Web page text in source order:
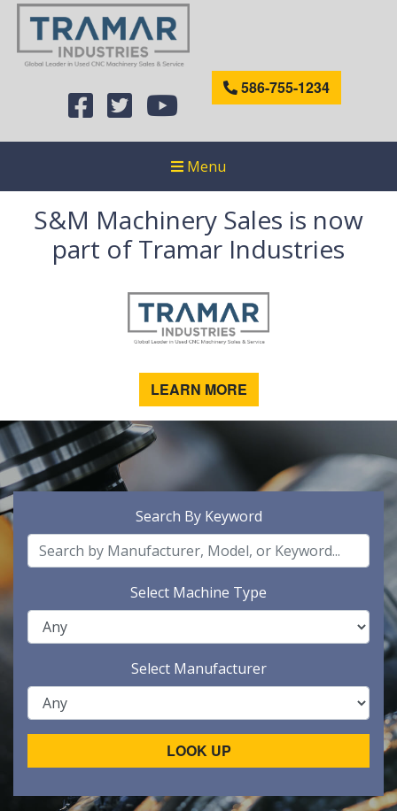
586-755-1234
Menu
S&M Machinery Sales is now
part of Tramar Industries
LEARN MORE
Search By Keyword
Select Machine Type
Select Manufacturer
LOOK UP